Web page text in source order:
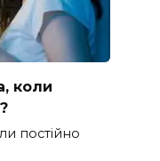
коли
постійно